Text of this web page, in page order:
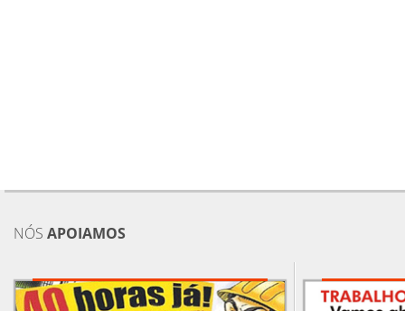
NÓS APOIAMOS